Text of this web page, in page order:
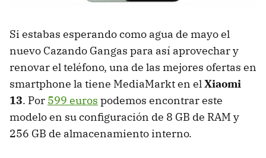
Si estabas esperando como agua de mayo el
nuevo Cazando Gangas para así aprovechar y
renovar el teléfono, una de las mejores ofertas en
smartphone la tiene MediaMarkt en elXiaomi
13. Por 599 euros podemos encontrar este
modelo en su configuración de 8 GB de RAM y
256 GB de almacenamiento interno.